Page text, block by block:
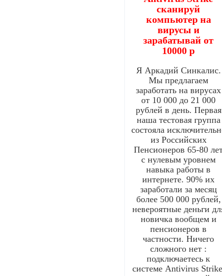
сканируй
компьютер на
вирусы и
зарабатывай от
10000 р
Я Аркадий Синкалис.
Мы предлагаем
заработать на вирусах
от 10 000 до 21 000
рублей в день. Первая
наша тестовая группа
состояла
из Российских
Пенсионеров 65-80
с нулевым уровнем
навыка работы в
интернете. 90% их
заработали за месяц
более 500 000 рублей,
невероятные деньги
новичка вообщем и
пенсионеров в
частности. Ничего
сложного нет :
подключаетесь к
системе Antivirus